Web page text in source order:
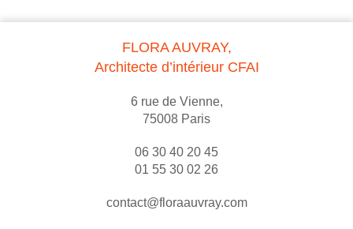
FLORA AUVRAY,
Architecte d’intérieur CFAI
6 rue de Vienne,
75008 Paris
06 30 40 20 45
01 55 30 02 26
contact@floraauvray.com